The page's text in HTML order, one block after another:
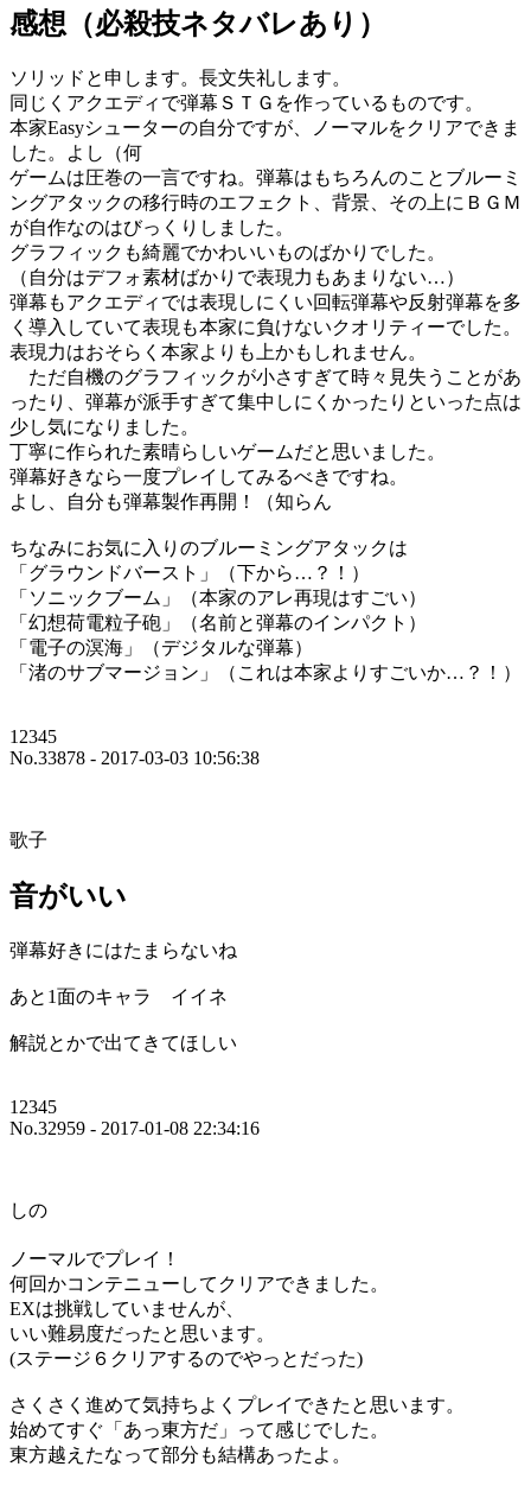
感想（必殺技ネタバレあり）
ソリッドと申します。長文失礼します。
同じくアクエディで弾幕ＳＴＧを作っているものです。
本家Easyシューターの自分ですが、ノーマルをクリアできま
した。よし（何
ゲームは圧巻の一言ですね。弾幕はもちろんのことブルーミ
ングアタックの移行時のエフェクト、背景、その上にＢＧＭ
が自作なのはびっくりしました。
グラフィックも綺麗でかわいいものばかりでした。
（自分はデフォ素材ばかりで表現力もあまりない…）
弾幕もアクエディでは表現しにくい回転弾幕や反射弾幕を多
く導入していて表現も本家に負けないクオリティーでした。
表現力はおそらく本家よりも上かもしれません。
ただ自機のグラフィックが小さすぎて時々見失うことがあ
ったり、弾幕が派手すぎて集中しにくかったりといった点は
少し気になりました。
丁寧に作られた素晴らしいゲームだと思いました。
弾幕好きなら一度プレイしてみるべきですね。
よし、自分も弾幕製作再開！（知らん
ちなみにお気に入りのブルーミングアタックは
「グラウンドバースト」（下から…？！）
「ソニックブーム」（本家のアレ再現はすごい）
「幻想荷電粒子砲」（名前と弾幕のインパクト）
「電子の溟海」（デジタルな弾幕）
「渚のサブマージョン」（これは本家よりすごいか…？！）
12345
No.33878 - 2017-03-03 10:56:38
歌子
音がいい
弾幕好きにはたまらないね
あと1面のキャラ イイネ
解説とかで出てきてほしい
12345
No.32959 - 2017-01-08 22:34:16
しの
ノーマルでプレイ！
何回かコンテニューしてクリアできました。
EXは挑戦していませんが、
いい難易度だったと思います。
(ステージ６クリアするのでやっとだった)
さくさく進めて気持ちよくプレイできたと思います。
始めてすぐ「あっ東方だ」って感じでした。
東方越えたなって部分も結構あったよ。